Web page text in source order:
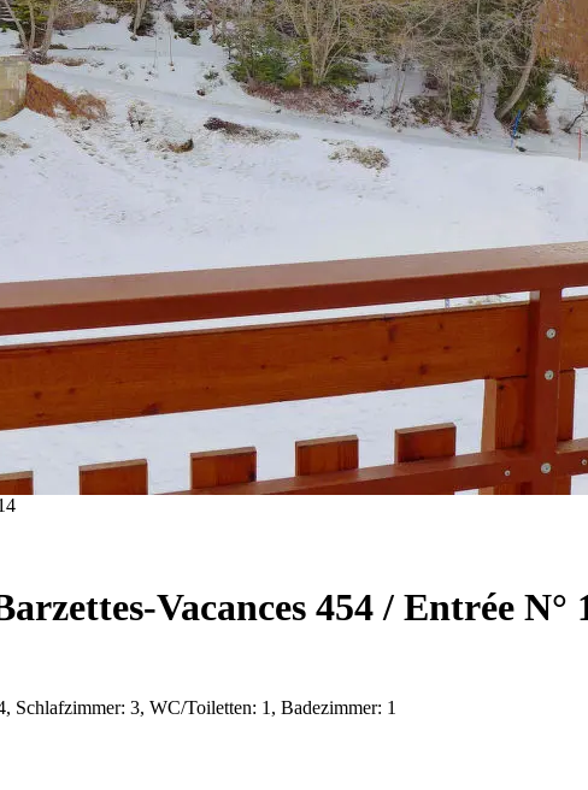
Vacances 454 / Entrée N°
Schlafzimmer: 3, WC/Toiletten: 1, Badezimmer: 1